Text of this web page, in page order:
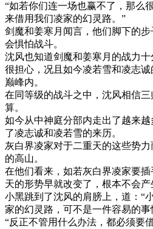
“如若你们连一场也赢不了，那么
来借用我们凌家的幻灵路。”
剑魔和姜寒月闻言，他们脚下的
会惧怕战斗。
沈风也知道剑魔和姜寒月的战力
很担心，况且如今凌若雪和凌志
巅峰内。
在同等级的战斗之中，沈风相信
算。
如今从中神庭分部内走出了越来
了凌志诚和凌若雪的来历。
灰白界凌家对于二重天的这些势
的高山。
在他们看来，如若灰白界凌家要
天的形势早就改变了，根本不会产
小黑跳到了沈风的肩膀上，道：“
家的幻灵路，可不是一件容易的事
“反正不管用什么办法，都必须要